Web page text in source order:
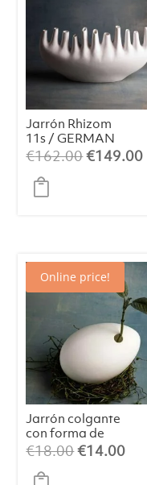
Jarrón Rhizom
11s / GERMAN
DESIGN
AWARD
WINNER 2024
€162.00El
€149.00El
Online price!
Jarrón colgante
con forma de
huevo “Erwin”, S
€18.00El
€14.00El